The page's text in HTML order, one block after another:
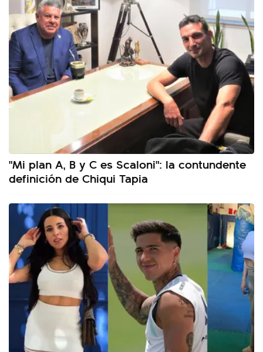
"Mi plan A, B y C es Scaloni": la contundente
definición de Chiqui Tapia